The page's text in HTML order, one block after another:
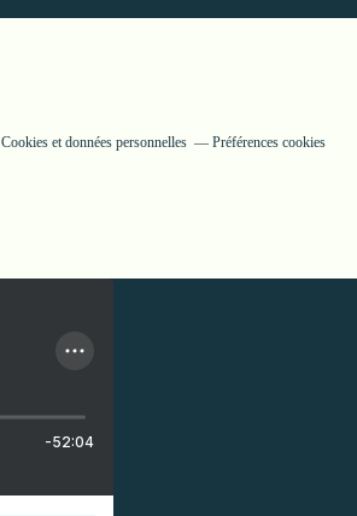
Cookies et données personnelles Préférences cookies
-52:04